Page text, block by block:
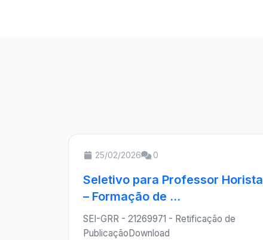
25/02/2026 0
Seletivo para Professor Horista
– Formação de ...
SEI-GRR - 21269971 - Retificação de
PublicaçãoDownload